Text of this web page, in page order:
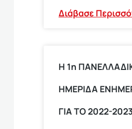
Διάβασε
Η 1η
ΗΜΕΡΙΔΑ
ΓΙΑ ΤΟ 2022-